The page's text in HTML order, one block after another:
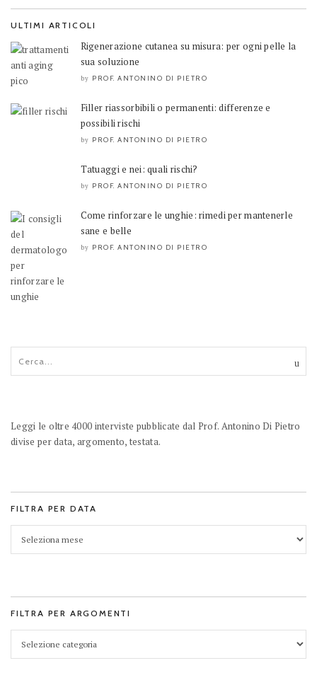
ULTIMI ARTICOLI
Rigenerazione cutanea su misura: per ogni pelle la
sua soluzione
by PROF. ANTONINO DI PIETRO
Filler riassorbibili o permanenti: differenze e
possibili rischi
by PROF. ANTONINO DI PIETRO
Tatuaggi e nei: quali rischi?
by PROF. ANTONINO DI PIETRO
Come rinforzare le unghie: rimedi per mantenerle
sane e belle
by PROF. ANTONINO DI PIETRO
Leggi le oltre 4000 interviste pubblicate dal Prof. Antonino Di Pietro
divise per data, argomento, testata.
FILTRA PER DATA
FILTRA PER ARGOMENTI